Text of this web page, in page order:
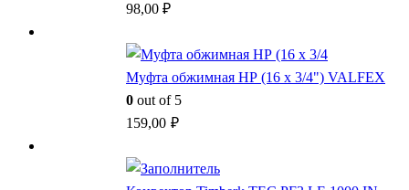
98,00₽
Муфта обжимная НР (16 x 3/4") VALFEX
0 out of 5
159,00 ₽